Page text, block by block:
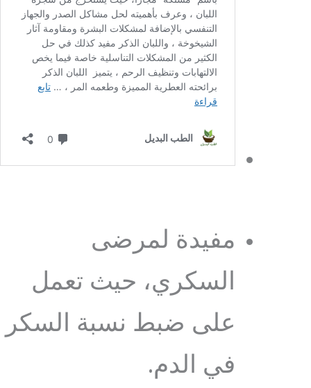
مفيدة لمرضى
السكري، حيث تعمل
على ضبط نسبة السكر
في الدم.